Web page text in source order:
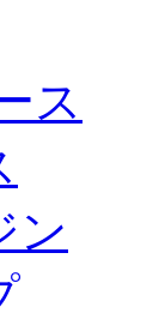
ス
ン